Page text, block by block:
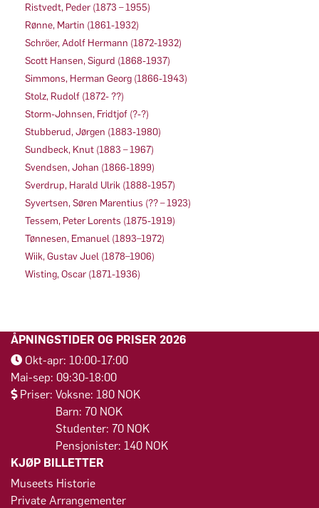
Ristvedt, Peder (1873 – 1955)
Rønne, Martin (1861-1932)
Schröer, Adolf Hermann (1872-1932)
Scott Hansen, Sigurd (1868-1937)
Simmons, Herman Georg (1866-1943)
Stolz, Rudolf (1872- ??)
Storm-Johnsen, Fridtjof (?-?)
Stubberud, Jørgen (1883-1980)
Sundbeck, Knut (1883 – 1967)
Svendsen, Johan (1866-1899)
Sverdrup, Harald Ulrik (1888-1957)
Syvertsen, Søren Marentius (?? – 1923)
Tessem, Peter Lorents (1875-1919)
Tønnesen, Emanuel (1893–1972)
Wiik, Gustav Juel (1878–1906)
Wisting, Oscar (1871-1936)
ÅPNINGSTIDER OG PRISER 2026
Okt-apr: 10:00-17:00
Mai-sep: 09:30-18:00
Priser: Voksne: 180 NOK
Barn: 70 NOK
Studenter: 70 NOK
Pensjonister: 140 NOK
KJØP BILLETTER
Museets Historie
Private Arrangementer